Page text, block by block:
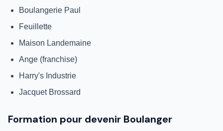
Boulangerie Paul
Feuillette
Maison Landemaine
Ange (franchise)
Harry's Industrie
Jacquet Brossard
Formation pour devenir Boulanger